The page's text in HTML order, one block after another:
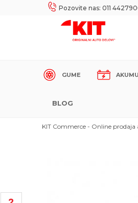
Pozovite nas: 011
SIGURNO
GUME
BLOG
KIT Commerce - Online prodaja